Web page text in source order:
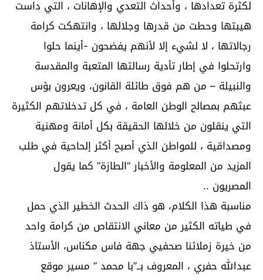
لكثرة تعدادها ، وأحداث التعدي والإهانات ، التي داست
هيبتها وحطت من قدرها وجلالها ، وانتهكت كرامة
رجالاتها ، لا لشيء إلا لأنهم يفضحون -أينما حلوا
وارتحلوا في إطار تأدية رسالتها المتعبة والمقدسة
والنبيلة – من هم فوق طائلة القانون، ويعرون بؤس
عبثهم بمصالح الوطن العامة ، في كل تدخلاتهم الكثيرة
التي ينقلون من خلالها الحقيقة بكل أمانة ومهنية
ومصداقية ، للمواطن الذي أصبح أكثر إلحاحية في طلب
المزيد من المعلومة والأخبار “الطازة” كما يقول
المصريون ..
مناسبة هذا الكلام، هو ذاك الحدث الخطير الذي حمل
في طياته الكثير من معاني الانتقاص من كرامة واحد
من خيرة زملائنا صحفيي جهة فاس مكناس، الأستاذ
عبدالله حفري ، المعروف بــ”با محمد ” مسير موقع